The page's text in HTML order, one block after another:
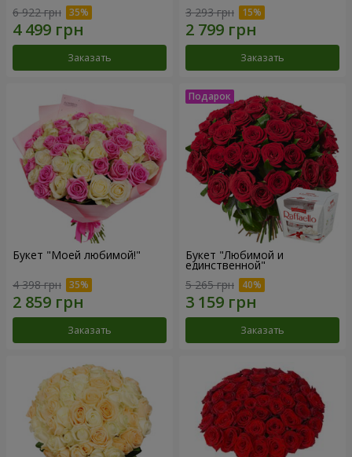
6 922 грн
Заказать
3 293 грн
Заказать
Букет "Моей любимой!"
4 398 грн
Заказать
Букет "Любимой и
единственной"
5 265 грн
Заказать